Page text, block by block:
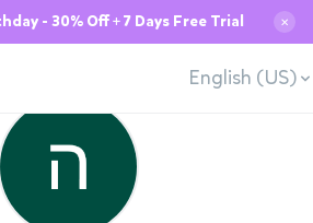
- 30% Off + 7 Days Free Trial ✕
English (US)